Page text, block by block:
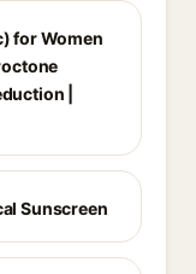
for Women
|
Sunscreen